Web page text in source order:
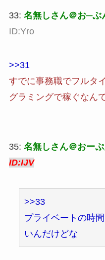
33: 名無しさん＠お─ぶ
ID:Yro
>>31
すでに事務職でフルタ
グラミングで稼ぐなん
35: 名無しさん＠おー
ID:IJV
>>33
プライベートの時
いんだけどな